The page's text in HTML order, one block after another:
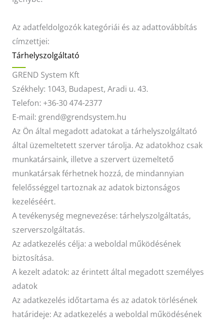
Az adatfeldolgozók kategóriái és az adattovábbítás
címzettjei:
Tárhelyszolgáltató
GREND System Kft
Székhely: 1043, Budapest, Aradi u. 43.
Telefon: +36-30 474-2377
E-mail: grend@grendsystem.hu
Az Ön által megadott adatokat a tárhelyszolgáltató
által üzemeltetett szerver tárolja. Az adatokhoz csak
munkatársaink, illetve a szervert üzemeltető
munkatársak férhetnek hozzá, de mindannyian
felelősséggel tartoznak az adatok biztonságos
kezeléséért.
A tevékenység megnevezése: tárhelyszolgáltatás,
szerverszolgáltatás.
Az adatkezelés célja: a weboldal működésének
biztosítása.
A kezelt adatok: az érintett által megadott személyes
adatok
Az adatkezelés időtartama és az adatok törlésének
határideje: Az adatkezelés a weboldal működésének